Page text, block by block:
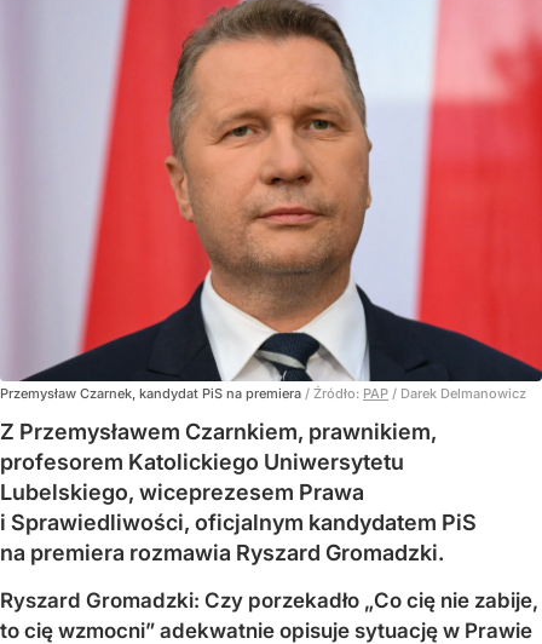
Przemysław Czarnek, kandydat PiS na premiera / Źródło: PAP / Darek Delmanowicz
Z Przemysławem Czarnkiem, prawnikiem,
profesorem Katolickiego Uniwersytetu
Lubelskiego, wiceprezesem Prawa
i Sprawiedliwości, oficjalnym kandydatem PiS
na premiera rozmawia Ryszard Gromadzki.
Ryszard Gromadzki: Czy porzekadło „Co cię nie zabije,
to cię wzmocni” adekwatnie opisuje sytuację w Prawie